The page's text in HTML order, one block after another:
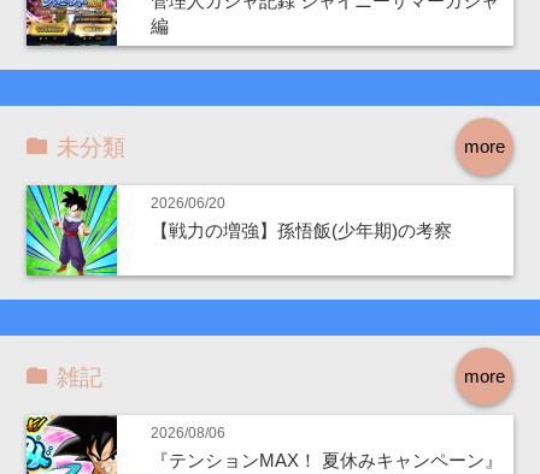
編
more
未分類
2026/06/20
【戦力の増強】孫悟飯(少年期)の考察
more
雑記
2026/08/06
『テンションMAX！ 夏休みキャンペーン』